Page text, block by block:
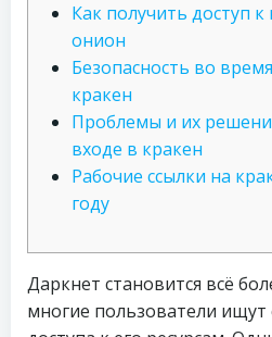
Как получить доступ к
онион
Безопасность во
кракен
Проблемы и их
входе в кракен
Рабочие ссылки на
году
Даркнет становится всё
многие пользователи ищут